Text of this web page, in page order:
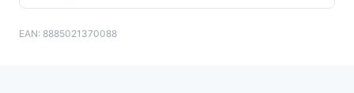
EAN: 8885021370088